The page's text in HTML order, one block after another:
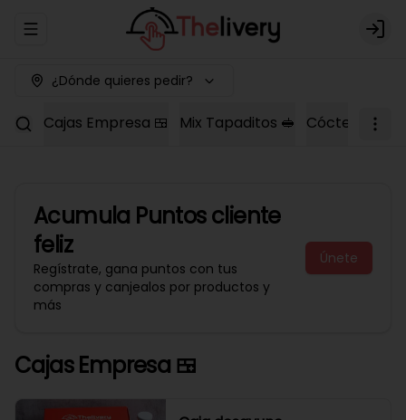
Abrir menu de navegación Login
¿Dónde quieres pedir?
Cajas Empresa 🍱 Mix Tapaditos 🥪 Cóctel Dulce
Acumula Puntos cliente
feliz
Regístrate, gana puntos con tus
compras y canjealos por productos y
más
Únete
Cajas Empresa 🍱